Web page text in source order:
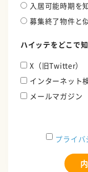
入居可能時期を
募集終了物件と
ハイッテをどこで
X（旧Twitter）
インターネット
メールマガジン
プライ